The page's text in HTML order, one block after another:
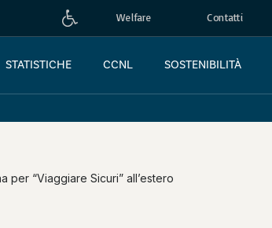
Welfare Contatti
STATISTICHE CCNL SOSTENIBILITÀ
per “Viaggiare Sicuri” all’estero